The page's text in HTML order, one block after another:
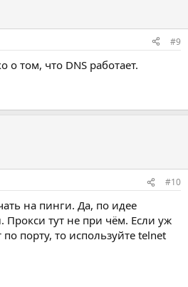
#9
о том, что DNS работает.
#10
на пинги. Да, по идее
тут не при чём. Если уж
порту, то используйте telnet